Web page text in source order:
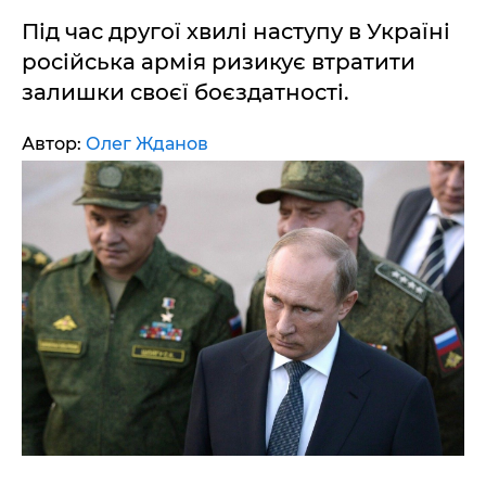
Під час другої хвилі наступу в Україні
російська армія ризикує втратити
залишки своєї боєздатності.
Автор: Олег Жданов